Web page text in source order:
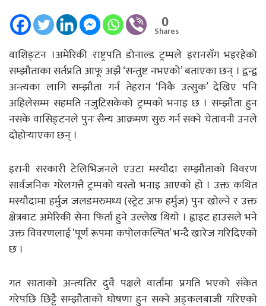
0
Shares
वाशिङ्टन ।अमेरिकी राष्ट्रपति डोनाल्ड ट्रम्पले इरानसँग भइरहेको
सम्झौताका सर्तप्रति आफू अझै ‘सन्तुष्ट नभएको’ बताएका छन् । द्वन्द्व
अन्त्यका लागि सम्झौता गर्न तेहरान ‘निकै उत्सुक’ देखिए पनि
अहिलेसम्म सहमति नजुटिसकेको ट्रम्पको भनाइ छ । सम्झौता हुन
नसके वासिङ्टनले पुनः सैन्य आक्रमण सुरु गर्न सक्ने चेतावनी उनले
दोहोर्‍याएका छन् ।
इरानी सरकारी टेलिभिजनले एउटा मस्यौदा सम्झौताको विवरण
सार्वजनिक गरेलगत्तै ट्रम्पको यस्तो भनाइ आएको हो । उक्त कथित
मस्यौदामा हर्मुज जलडमरुमध्य (स्ट्रेट अफ हर्मुज) पुनः खोल्ने र उक्त
क्षेत्रबाट अमेरिकी सेना फिर्ता हुने उल्लेख थियो । ह्वाइट हाउसले भने
उक्त विवरणलाई ‘पूर्ण रूपमा कपोलकल्पित’ भन्दै खारेज गरिदिएको
छ ।
गत साताको अन्त्यतिर दुवै पक्षले वार्तामा प्रगति भएको संकेत
गरेपछि छिट्टै सम्झौताको घोषणा हुन सक्ने अड्कलबाजी गरिएको